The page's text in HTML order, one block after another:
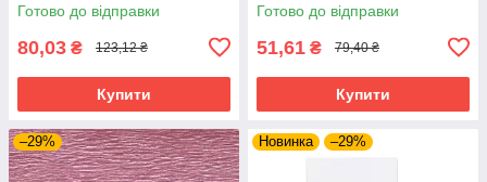
Готово до відправки
80,03 ₴ 123,12 ₴
Купити
Готово до відправки
51,61 ₴ 79,40 ₴
Купити
–29% Новинка –29%